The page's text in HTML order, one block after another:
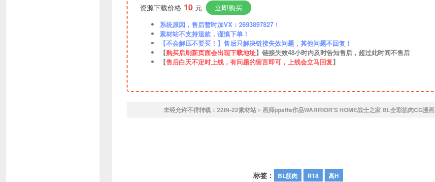
资源下载价格 10 元 立即购买
系统原因，售后暂时加VX：2693897827 ！
素材站不支持退款，谨慎下单！
【不会解压不要买！】售后只解决链接失效问题，其他问题不回复！
【购买后刷新页面会出现下载地址】链接失效48小时内及时告知售后，超过此时间不售后
【售后白天不定时上线，有问题的留言即可，上线会立马回复】
未经允许不得转载： 22IN-22素材站 » 画师ppatta作品WARRIOR'S HOME战士之家 BL全彩筋肉CG漫画
标签： BL筋肉 R18 高H